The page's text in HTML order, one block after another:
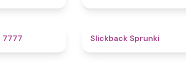
7777 Slickback Sprunki